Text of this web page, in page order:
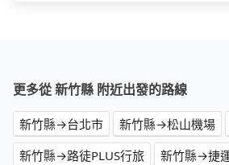
更多從 新竹縣 附近出發的路線
新竹縣→台北市 新竹縣→松山機場
新竹縣→路徒PLUS行旅
新竹縣→捷